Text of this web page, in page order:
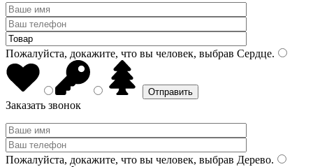
Пожалуйста, докажите, что вы человек, выбрав Сердце.
Заказать звонок
Пожалуйста, докажите, что вы человек, выбрав Дерево.